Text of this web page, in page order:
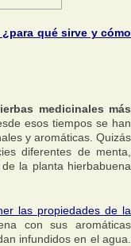
qué sirve y cómo
medicinales más
esos tiempos se han
y aromáticas. Quizás
diferentes de menta,
la planta hierbabuena
las propiedades de la
con sus aromáticas
infundidos en el agua.